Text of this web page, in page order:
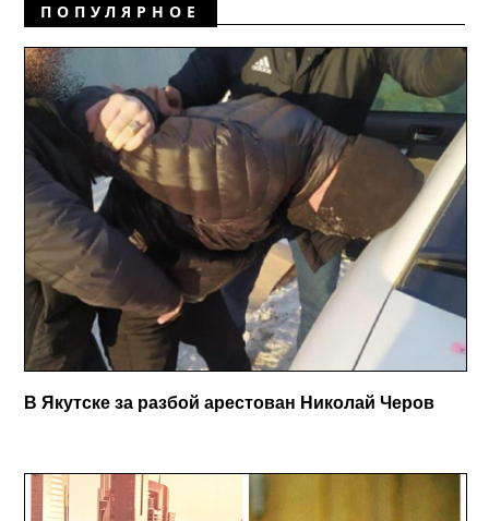
ПОПУЛЯРНОЕ
В Якутске за разбой арестован Николай Черов